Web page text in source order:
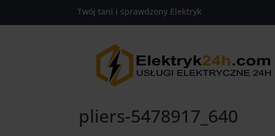
https://www.elektryk24h.comTwój tani i sprawdzony Elektryk
pliers-5478917_640